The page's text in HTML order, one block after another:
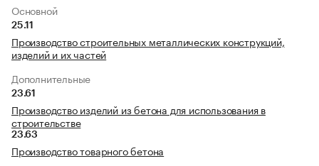
Основной
25.11
Производство строительных металлических конструкций,
изделий и их частей
Дополнительные
23.61
Производство изделий из бетона для использования в
строительстве
23.63
Производство товарного бетона